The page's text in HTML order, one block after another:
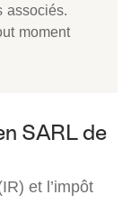
associés.
moment
SARL de
et l’impôt